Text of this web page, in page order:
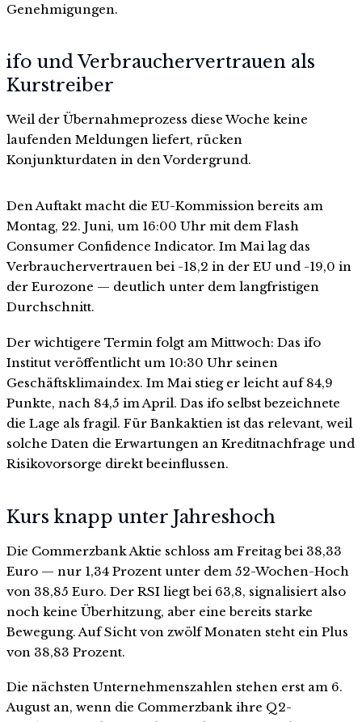
Genehmigungen.
ifo und Verbrauchervertrauen als
Kurstreiber
Weil der Übernahmeprozess diese Woche keine
laufenden Meldungen liefert, rücken
Konjunkturdaten in den Vordergrund.
Den Auftakt macht die EU-Kommission bereits am
Montag, 22. Juni, um 16:00 Uhr mit dem Flash
Consumer Confidence Indicator. Im Mai lag das
Verbrauchervertrauen bei -18,2 in der EU und -19,0 in
der Eurozone — deutlich unter dem langfristigen
Durchschnitt.
Der wichtigere Termin folgt am Mittwoch: Das ifo
Institut veröffentlicht um 10:30 Uhr seinen
Geschäftsklimaindex. Im Mai stieg er leicht auf 84,9
Punkte, nach 84,5 im April. Das ifo selbst bezeichnete
die Lage als fragil. Für Bankaktien ist das relevant, weil
solche Daten die Erwartungen an Kreditnachfrage und
Risikovorsorge direkt beeinflussen.
Kurs knapp unter Jahreshoch
Die Commerzbank Aktie schloss am Freitag bei 38,33
Euro — nur 1,34 Prozent unter dem 52-Wochen-Hoch
von 38,85 Euro. Der RSI liegt bei 63,8, signalisiert also
noch keine Überhitzung, aber eine bereits starke
Bewegung. Auf Sicht von zwölf Monaten steht ein Plus
von 38,83 Prozent.
Die nächsten Unternehmenszahlen stehen erst am 6.
August an, wenn die Commerzbank ihre Q2-